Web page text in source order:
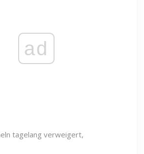
ad
tagelang verweigert,